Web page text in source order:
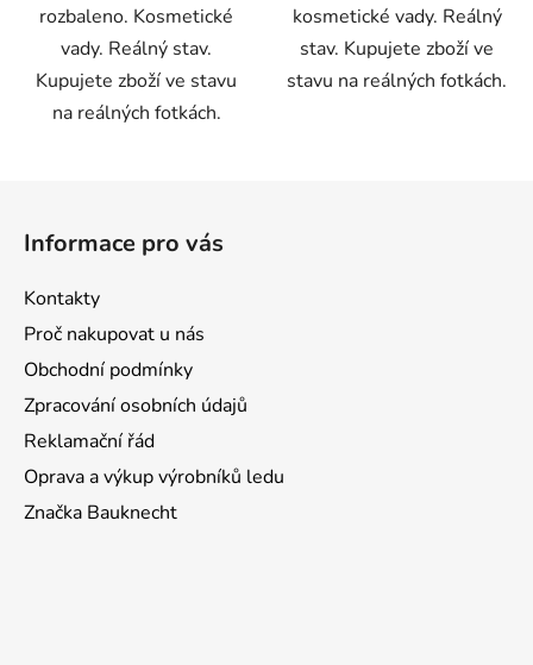
rozbaleno. Kosmetické
vady. Reálný stav.
Kupujete zboží ve stavu
na reálných fotkách.
kosmetické vady. Reálný
stav. Kupujete zboží ve
stavu na reálných fotkách.
Informace pro vás
Kontakty
Proč nakupovat u nás
Obchodní podmínky
Zpracování osobních údajů
Reklamační řád
Oprava a výkup výrobníků ledu
Značka Bauknecht